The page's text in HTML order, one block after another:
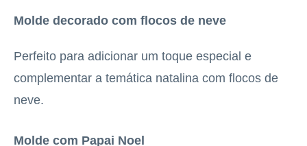
Molde decorado com flocos de neve
Perfeito para adicionar um toque especial e
complementar a temática natalina com flocos de
neve.
Molde com Papai Noel